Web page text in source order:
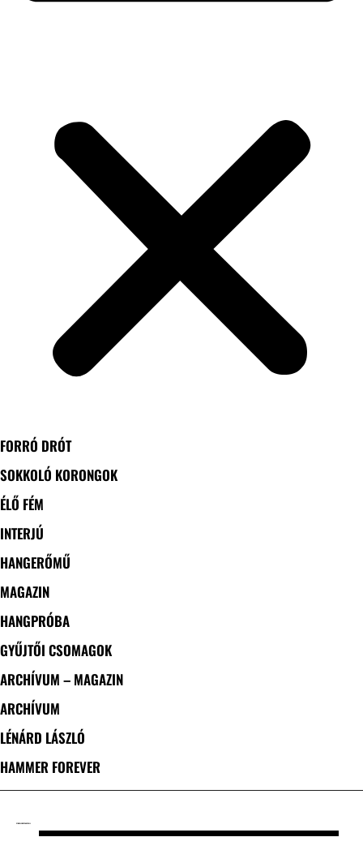
FORRÓ DRÓT
SOKKOLÓ KORONGOK
ÉLŐ FÉM
INTERJÚ
HANGERŐMŰ
MAGAZIN
HANGPRÓBA
GYŰJTŐI CSOMAGOK
ARCHÍVUM – MAGAZIN
ARCHÍVUM
LÉNÁRD LÁSZLÓ
HAMMER FOREVER